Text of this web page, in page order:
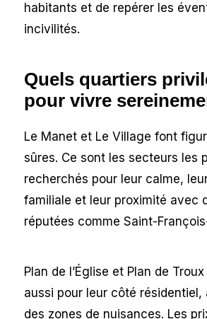
habitants et de repérer les
incivilités.
Quels quartiers
pour vivre
Le Manet et Le Village font
sûres. Ce sont les secteurs les
recherchés pour leur calme,
familiale et leur proximité avec
réputées comme Saint-
Plan de l’Église et Plan de
aussi pour leur côté résidentiel,
des zones de nuisances. Les